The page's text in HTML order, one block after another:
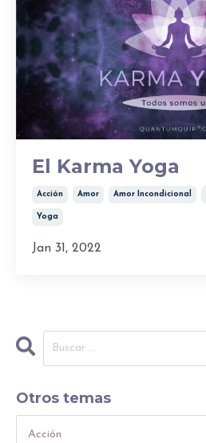
El Karma Yoga
Acción Amor Amor Incondicional
Yoga
Jan 31, 2022
Otros temas